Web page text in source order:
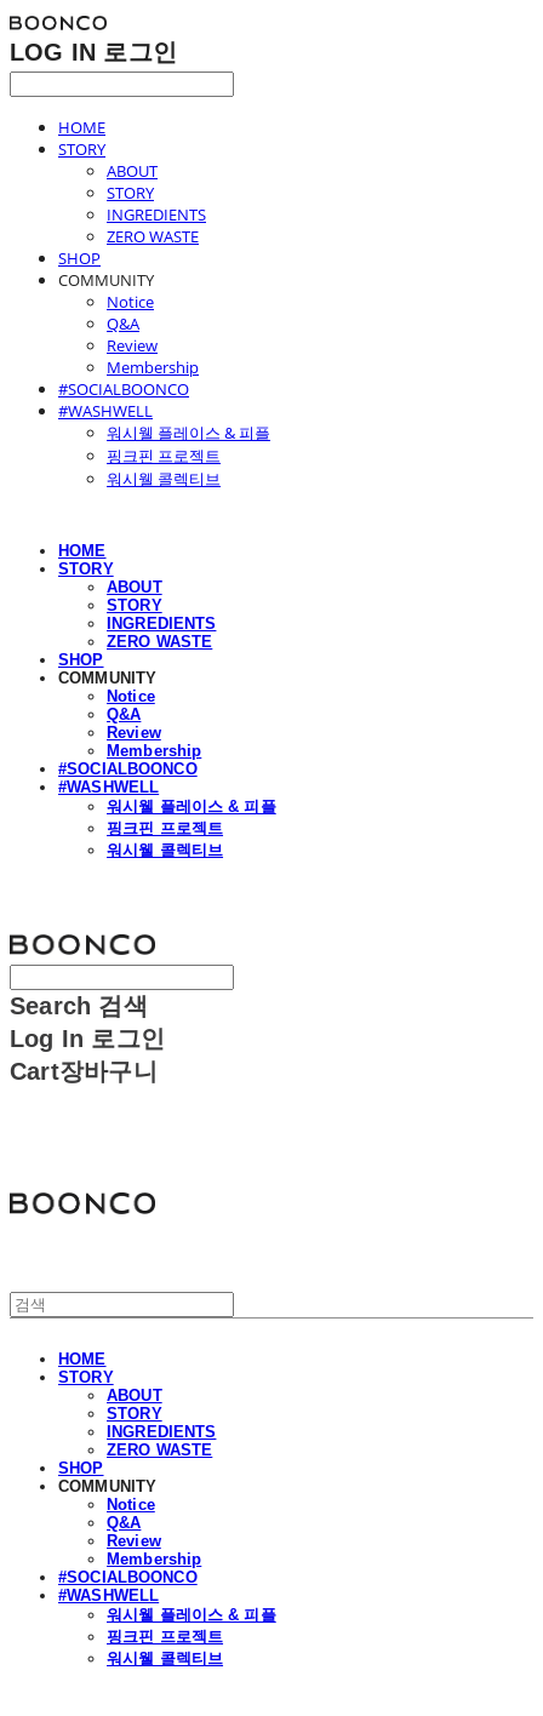
LOG IN 로그인
HOME
STORY
ABOUT
STORY
INGREDIENTS
ZERO WASTE
SHOP
COMMUNITY
Notice
Q&A
Review
Membership
#SOCIALBOONCO
#WASHWELL
워시웰 플레이스 & 피플
핑크핀 프로젝트
워시웰 콜렉티브
HOME
STORY
ABOUT
STORY
INGREDIENTS
ZERO WASTE
SHOP
COMMUNITY
Notice
Q&A
Review
Membership
#SOCIALBOONCO
#WASHWELL
워시웰 플레이스 & 피플
핑크핀 프로젝트
워시웰 콜렉티브
Search 검색
Log In 로그인
Cart장바구니
HOME
STORY
ABOUT
STORY
INGREDIENTS
ZERO WASTE
SHOP
COMMUNITY
Notice
Q&A
Review
Membership
#SOCIALBOONCO
#WASHWELL
워시웰 플레이스 & 피플
핑크핀 프로젝트
워시웰 콜렉티브